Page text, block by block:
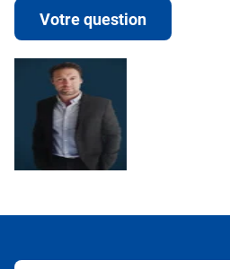
Votre question